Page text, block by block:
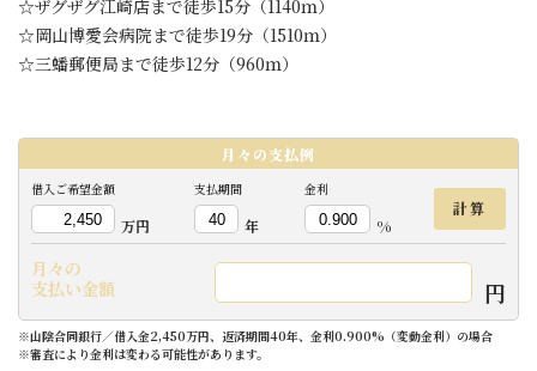
☆ザグザグ江崎店まで徒歩15分（1140ｍ）
☆岡山博愛会病院まで徒歩19分（1510ｍ）
☆三蟠郵便局まで徒歩12分（960ｍ）
月々の支払例
借入ご希望金額
万円
支払期間
年
金利
%
計算
月々の
支払い金額
円
※山陰合同銀行／借入金2,450万円、返済期間40年、金利0.900%（変動金利）の場合
※審査により金利は変わる可能性があります。